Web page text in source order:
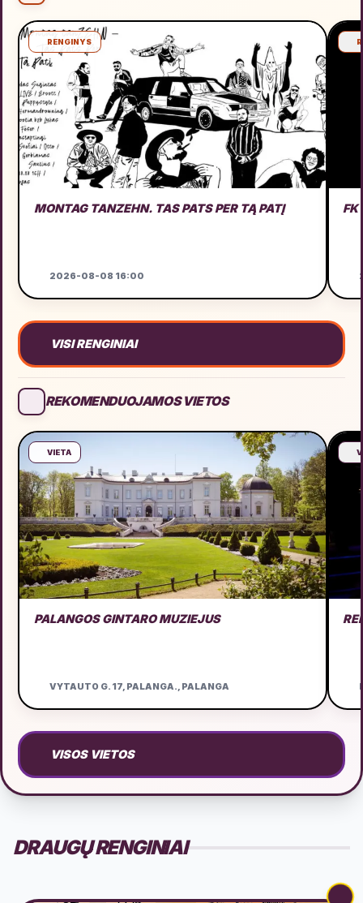
RENGINYS
MONTAG TANZEHN. TAS PATS PER TĄ PATĮ
2026-08-08 16:00
FK
VISI RENGINIAI
REKOMENDUOJAMOS VIETOS
VIETA
PALANGOS GINTARO MUZIEJUS
VYTAUTO G. 17, PALANGA., PALANGA
VISOS VIETOS
DRAUGŲ RENGINIAI